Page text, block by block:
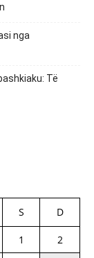
nga
Të
S D
1
2